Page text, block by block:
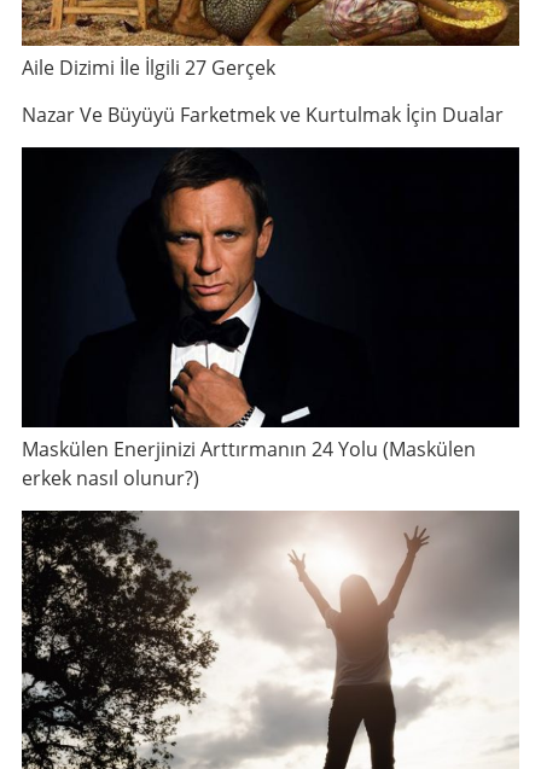
Aile Dizimi İle İlgili 27 Gerçek
Nazar Ve Büyüyü Farketmek ve Kurtulmak İçin Dualar
Maskülen Enerjinizi Arttırmanın 24 Yolu (Maskülen
erkek nasıl olunur?)